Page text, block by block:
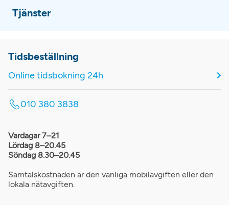
Tjänster
Tidsbeställning
Online tidsbokning 24h
010 380 3838
Vardagar 7–21
Lördag 8–20.45
Söndag 8.30–20.45
Samtalskostnaden är den vanliga mobilavgiften eller den
lokala nätavgiften.